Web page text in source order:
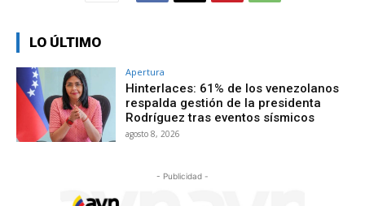
LO ÚLTIMO
Apertura
Hinterlaces: 61% de los venezolanos
respalda gestión de la presidenta
Rodríguez tras eventos sísmicos
agosto 8, 2026
- Publicidad -